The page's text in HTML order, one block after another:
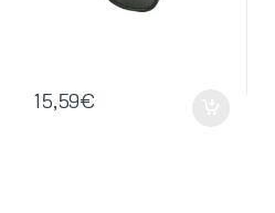
15,59€